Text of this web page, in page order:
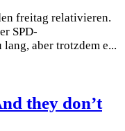
freitag relativieren.
SPD-
aber trotzdem e...
they don’t